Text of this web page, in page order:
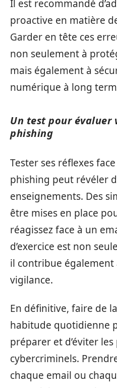
Il est recommandé
proactive en matière
Garder en tête ces
non seulement à
mais également à
numérique à long
Un test pour évaluer
phishing
Tester ses réflexes
phishing peut révéler
enseignements. Des
être mises en place
réagissez face à un
d’exercice est non
il contribue
vigilance.
En définitive, faire de
habitude quotidienne
préparer et d’éviter
cybercriminels.
chaque email ou